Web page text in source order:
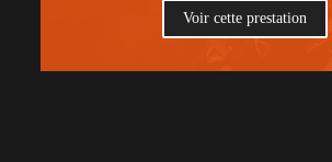
Voir cette prestation